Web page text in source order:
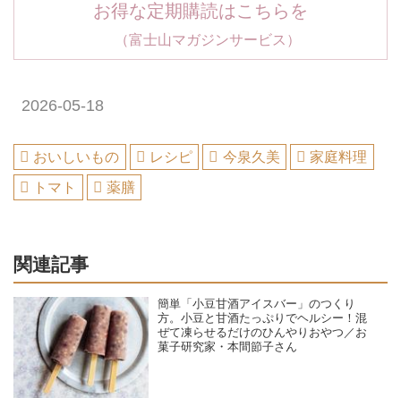
お得な定期購読はこちらを
（富士山マガジンサービス）
2026-05-18
おいしいもの レシピ 今泉久美
家庭料理
トマト
薬膳
関連記事
簡単「小豆甘酒アイスバー」のつくり
方。小豆と甘酒たっぷりでヘルシー！混
ぜて凍らせるだけのひんやりおやつ／お
菓子研究家・本間節子さん